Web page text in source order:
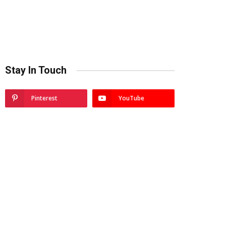
Stay In Touch
Pinterest YouTube